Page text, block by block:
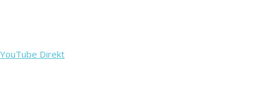
YouTube Direkt